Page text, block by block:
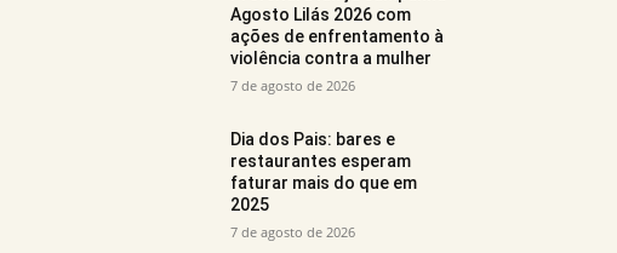
Agosto Lilás 2026 com
ações de enfrentamento à
violência contra a mulher
7 de agosto de 2026
Dia dos Pais: bares e
restaurantes esperam
faturar mais do que em
2025
7 de agosto de 2026